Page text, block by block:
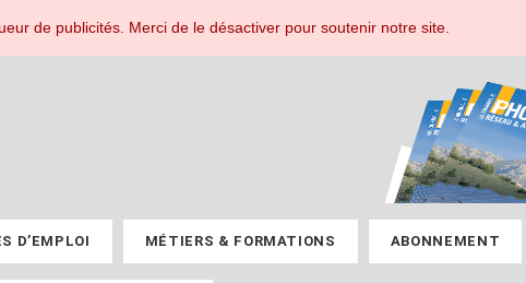
ESPACE ABONNÉ
D’EMPLOI MÉTIERS & FORMATIONS ABONNEMENT
de publicités. Merci de le désactiver pour soutenir notre site.